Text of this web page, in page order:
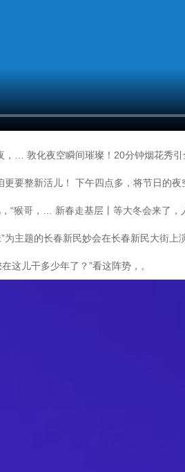
… 敦化夜空瞬间璀璨！20分钟烟花秀
要整新活儿！ 下午四点多，将节日的
“猴哥，… 新春走基层丨等大冬会来了
主题的长春新民妙会在长春新民大街上
这儿干多少年了？”看这阵势，。